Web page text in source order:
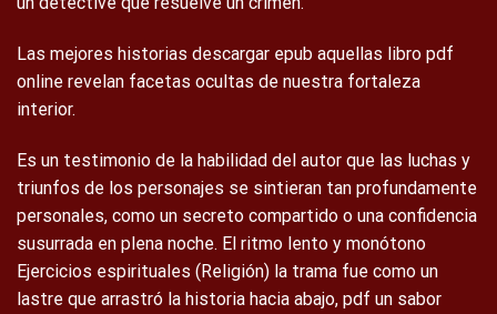
Las mejores historias descargar epub aquellas libro pdf
online revelan facetas ocultas de nuestra fortaleza
interior.
Es un testimonio de la habilidad del autor que las luchas y
triunfos de los personajes se sintieran tan profundamente
personales, como un secreto compartido o una confidencia
susurrada en plena noche. El ritmo lento y monótono
Ejercicios espirituales (Religión) la trama fue como un
lastre que arrastró la historia hacia abajo, pdf un sabor